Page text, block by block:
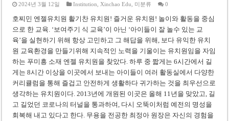
2024년 3월 12일 Institution,Xinchao Edu, 미분류 0
호찌민 엔젤유치원 활기찬 유치원! 즐거운 유치원! 놀이와 활동을 중심
으로 한 교육. ‘보여주기 식 교육’이 아닌 ‘아이들이 잘 놀수 있는 교
육’을 실현하기 위해 항상 고민하고 그 해답을 위해, 보다 유익한 유치
원 교육환경을 만들기위해 지속적인 노력을 기울이는 유치원임을 자임
하는 푸미흥 소재 엔젤 유치원을 찾았다. 하루 중 짧게는 6시간에서 길
게는 8시간 이상을 이곳에서 보내는 아이들이 여러 활동실에서 다양한
커리큘럼을 통해 즐겁고 안전하게 생활하다 귀가하는 것을 최우선으로
생각하는 유치원이다. 2013년에 개원된 이곳은 올해 11년을 맞았고, 길
고 길었던 코로나의 터널을 통과하여, 다시 오뚝이처럼 예전의 명성을
회복해 내고 있다고 한다. 무용을 전공한 최정아 원장은 자신의 경험을